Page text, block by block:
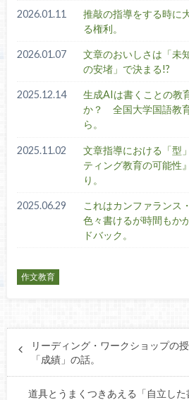
2026.01.11
推敲の指導をする時に
る権利。
2026.01.07
文章のおいしさは「未
の安堵」で決まる!?
2025.12.14
生成AIは書くことの教
か？ 全国大学国語教
ら。
2025.11.02
文章指導における「型
ティング教育の可能性
り。
2025.06.29
これはカンファランス
色々書けるが時間もか
ドバック。
作文教育
リーディング・ワークショップの
「成績」の話。
道具とうまくつきあえる「自立し